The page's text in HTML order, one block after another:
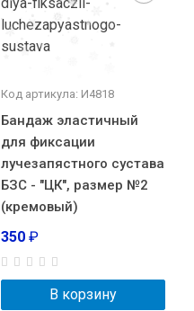
Код артикула: И4818
Бандаж эластичный
для фиксации
лучезапястного сустава
БЗС - "ЦК", размер №2
(кремовый)
350 ₽
В корзину